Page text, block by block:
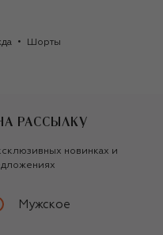
Шорты
РАССЫЛКУ
новинках и
Мужское